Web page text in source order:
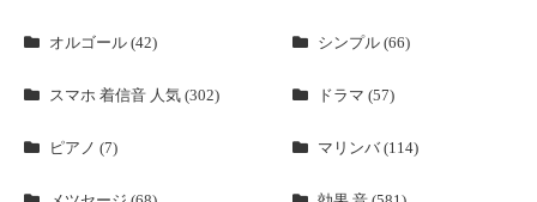
オルゴール (42) シンプル (66)
スマホ 着信音 人気 (302) ドラマ (57)
ピアノ (7) マリンバ (114)